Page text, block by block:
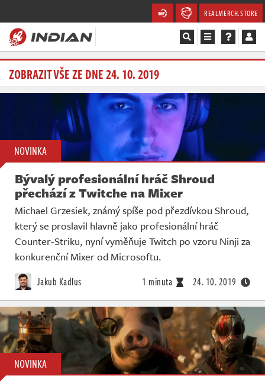
REALMERCH.STORE
Magazín
Soutěže
Databáze
Komunita
Redakce
Živě
ZOBRAZIT VŠE ZE DNE 24. 10. 2019
NOVINKA
Bývalý profesionální hráč Shroud
přechází z Twitche na Mixer
Michael Grzesiek, známý spíše pod přezdívkou Shroud,
který se proslavil hlavně jako profesionální hráč
Counter-Striku, nyní vyměňuje Twitch po vzoru Ninji za
konkurenční Mixer od Microsoftu.
Jakub Kadlus 1 minuta 24. 10. 2019
NOVINKA